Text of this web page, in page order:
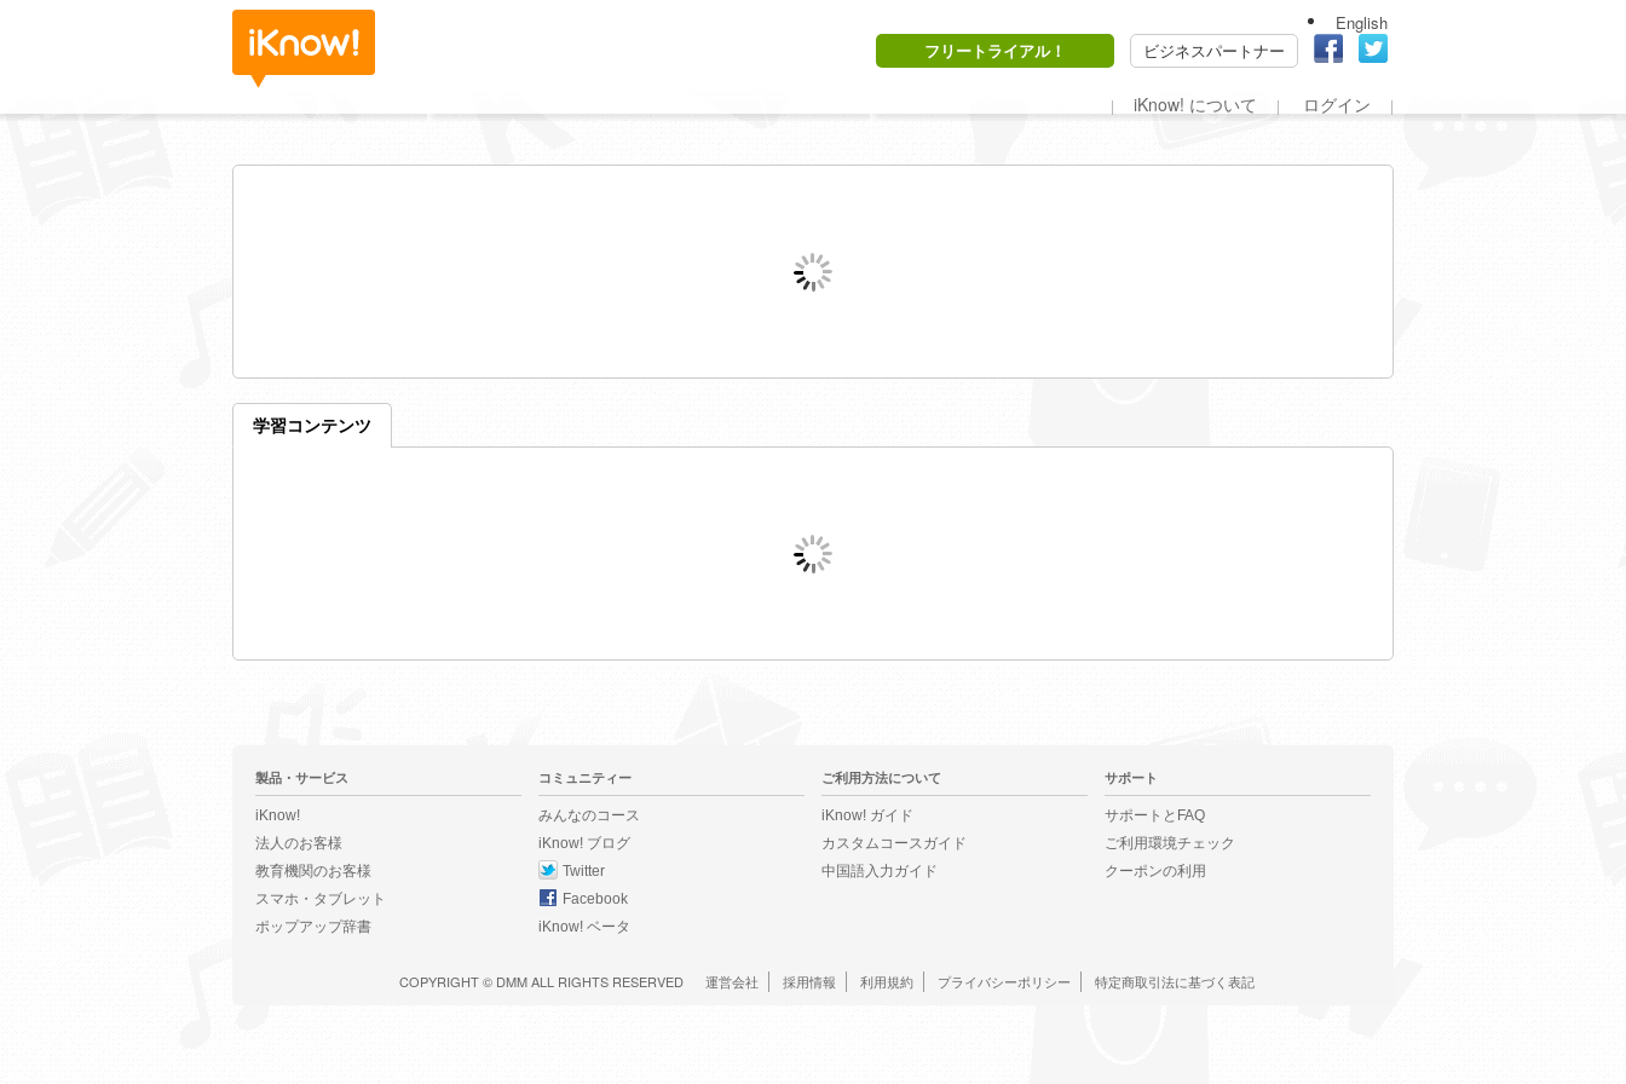
English
フリートライアル！
ビジネスパートナー
iKnow! について ログイン
学習コンテンツ
製品・サービス
iKnow!
法人のお客様
教育機関のお客様
スマホ・タブレット
ポップアップ辞書
コミュニティー
みんなのコース
iKnow! ブログ
Twitter
Facebook
iKnow! ベータ
ご利用方法について
iKnow! ガイド
カスタムコースガイド
中国語入力ガイド
サポート
サポートとFAQ
ご利用環境チェック
クーポンの利用
COPYRIGHT © DMMALL RIGHTS RESERVED 運営会社 採用情報 利用規約 プライバシーポリシー 特定商取引法に基づく表記